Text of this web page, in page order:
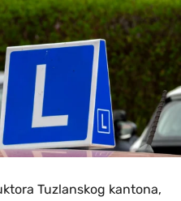
Tuzlanskog kantona,